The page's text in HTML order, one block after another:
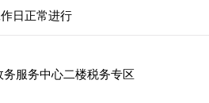
日正常进行
服务中心二楼税务专区